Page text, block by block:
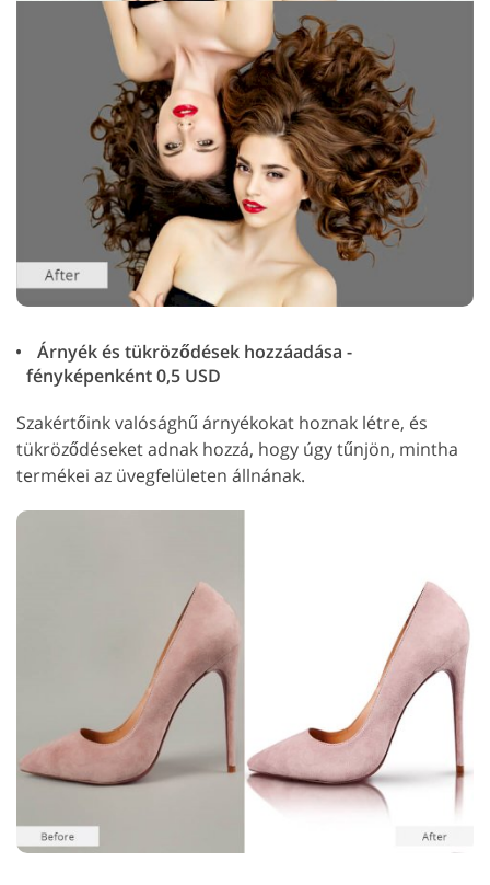
Árnyék és tükröződések hozzáadása -
fényképenként 0,5 USD
Szakértőink valósághű árnyékokat hoznak létre, és
tükröződéseket adnak hozzá, hogy úgy tűnjön, mintha
termékei az üvegfelületen állnának.